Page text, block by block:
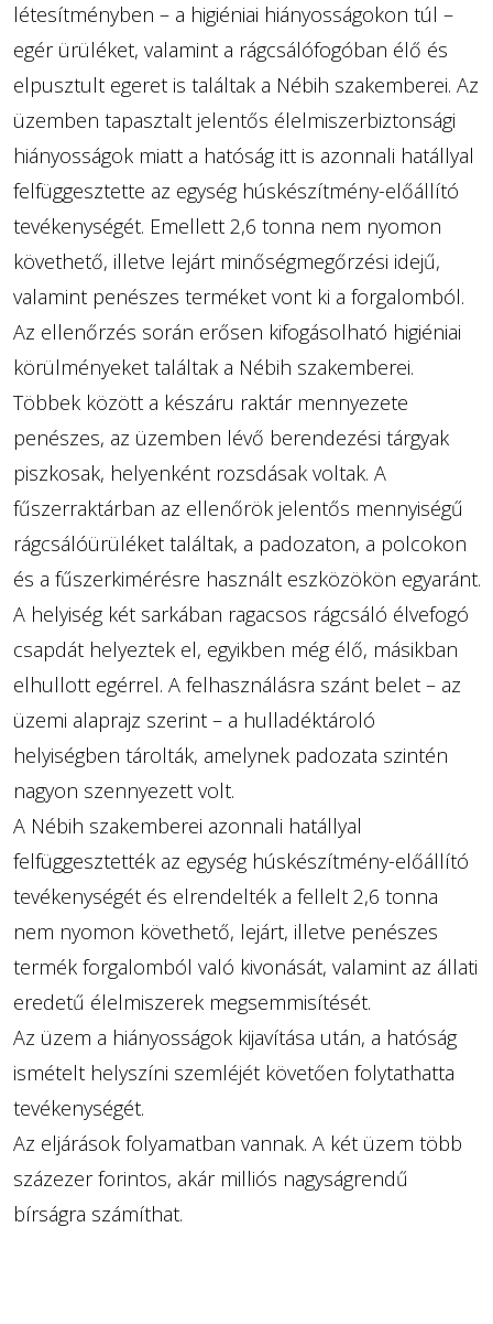
létesítményben – a higiéniai hiányosságokon túl –
egér ürüléket, valamint a rágcsálófogóban élő és
elpusztult egeret is találtak a Nébih szakemberei. Az
üzemben tapasztalt jelentős élelmiszerbiztonsági
hiányosságok miatt a hatóság itt is azonnali hatállyal
felfüggesztette az egység húskészítmény-előállító
tevékenységét. Emellett 2,6 tonna nem nyomon
követhető, illetve lejárt minőségmegőrzési idejű,
valamint penészes terméket vont ki a forgalomból.
Az ellenőrzés során erősen kifogásolható higiéniai
körülményeket találtak a Nébih szakemberei.
Többek között a készáru raktár mennyezete
penészes, az üzemben lévő berendezési tárgyak
piszkosak, helyenként rozsdásak voltak. A
fűszerraktárban az ellenőrök jelentős mennyiségű
rágcsálóürüléket találtak, a padozaton, a polcokon
és a fűszerkimérésre használt eszközökön egyaránt.
A helyiség két sarkában ragacsos rágcsáló élvefogó
csapdát helyeztek el, egyikben még élő, másikban
elhullott egérrel. A felhasználásra szánt belet – az
üzemi alaprajz szerint – a hulladéktároló
helyiségben tárolták, amelynek padozata szintén
nagyon szennyezett volt.
A Nébih szakemberei azonnali hatállyal
felfüggesztették az egység húskészítmény-előállító
tevékenységét és elrendelték a fellelt 2,6 tonna
nem nyomon követhető, lejárt, illetve penészes
termék forgalomból való kivonását, valamint az állati
eredetű élelmiszerek megsemmisítését.
Az üzem a hiányosságok kijavítása után, a hatóság
ismételt helyszíni szemléjét követően folytathatta
tevékenységét.
Az eljárások folyamatban vannak. A két üzem több
százezer forintos, akár milliós nagyságrendű
bírságra számíthat.